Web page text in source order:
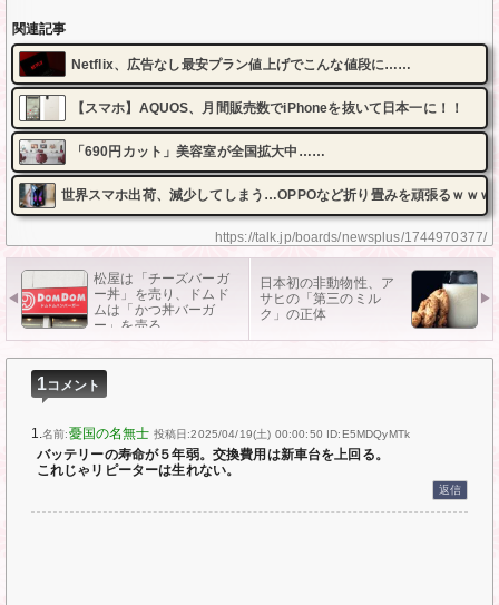
https://talk.jp/boards/newsplus/1744970377/
関連記事
Netflix、広告なし最安プラン値上げでこんな値段に……
【スマホ】AQUOS、月間販売数でiPhoneを抜いて日本一に！！
「690円カット」美容室が全国拡大中……
世界スマホ出荷、減少してしまう…OPPOなど折り畳みを頑張るｗｗｗ
松屋は「チーズバーガ
ー丼」を売り、ドムド
ムは「かつ丼バーガ
ー」を売る
日本初の非動物性、ア
サヒの「第三のミル
ク」の正体
1コメント
1.名前:憂国の名無士 投稿日:2025/04/19(土) 00:00:50 ID:E5MDQyMTk
バッテリーの寿命が５年弱。交換費用は新車台を上回る。
これじゃリピーターは生れない。
返信